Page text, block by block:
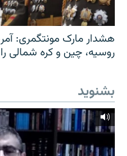
هشدار مارک مونتگمری:
روسیه، چین و کره شمالی
بشنوید